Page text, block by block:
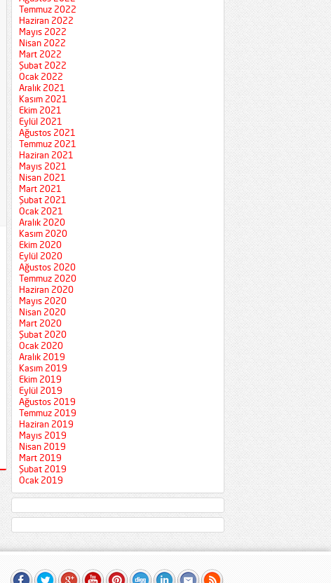
Temmuz 2022
Haziran 2022
Mayıs 2022
Nisan 2022
Mart 2022
Şubat 2022
Ocak 2022
Aralık 2021
Kasım 2021
Ekim 2021
Eylül 2021
Ağustos 2021
Temmuz 2021
Haziran 2021
Mayıs 2021
Nisan 2021
Mart 2021
Şubat 2021
Ocak 2021
Aralık 2020
Kasım 2020
Ekim 2020
Eylül 2020
Ağustos 2020
Temmuz 2020
Haziran 2020
Mayıs 2020
Nisan 2020
Mart 2020
Şubat 2020
Ocak 2020
Aralık 2019
Kasım 2019
Ekim 2019
Eylül 2019
Ağustos 2019
Temmuz 2019
Haziran 2019
Mayıs 2019
Nisan 2019
Mart 2019
Şubat 2019
Ocak 2019